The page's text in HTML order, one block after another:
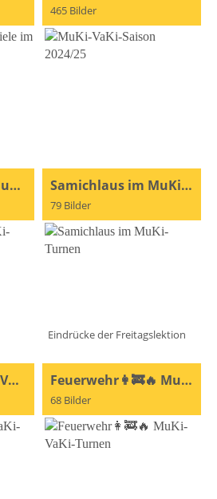
465 Bilder
Bergwanderung MuKi-VaKi-Turnen Samichlaus im MuKi-Turnen
79 Bilder
Eindrücke der Freitagslektion
Feuerwehr - MuKi-VaKi-Turnen Feuerwehr👩‍🚒🔥 MuKi-VaKi-Turnen
68 Bilder